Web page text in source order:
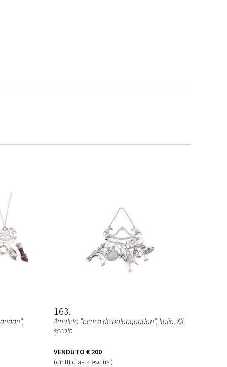
,
163
Amuleto "penca de balangandan", Italia, XX
secolo
VENDUTO € 200
(diritti d'asta esclusi)